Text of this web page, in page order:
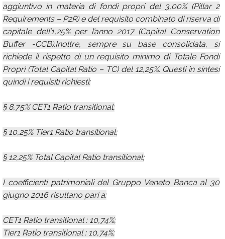
aggiuntivo in materia di fondi propri del 3,00% (Pillar 2
Requirements – P2R) e del requisito combinato di riserva di
capitale dell’1,25% per l’anno 2017 (Capital Conservation
Buffer -CCB).Inoltre, sempre su base consolidata, si
richiede il rispetto di un requisito minimo di Totale Fondi
Propri (Total Capital Ratio – TC) del 12,25%. Questi in sintesi
quindi i requisiti richiesti:
§ 8,75% CET1 Ratio transitional;
§ 10,25% Tier1 Ratio transitional;
§ 12,25% Total Capital Ratio transitional;
I coefficienti patrimoniali del Gruppo Veneto Banca al 30
giugno 2016 risultano pari a:
CET1 Ratio transitional : 10,74%;
Tier1 Ratio transitional : 10,74%;